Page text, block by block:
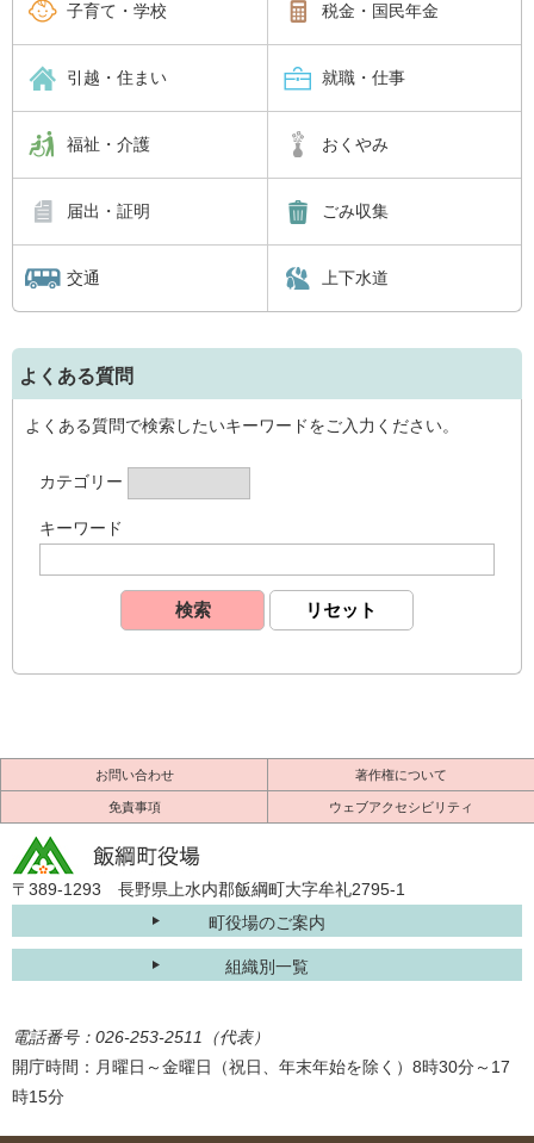
子育て・学校 税金・国民年金
引越・住まい 就職・仕事
福祉・介護 おくやみ
届出・証明 ごみ収集
交通 上下水道
よくある質問
よくある質問で検索したいキーワードをご入力ください。
カテゴリー
キーワード
お問い合わせ 著作権について
免責事項 ウェブアクセシビリティ
〒389-1293 長野県上水内郡飯綱町大字牟礼2795-1
町役場のご案内
組織別一覧
電話番号：026-253-2511（代表）
開庁時間：月曜日～金曜日（祝日、年末年始を除く）8時30分～17
時15分